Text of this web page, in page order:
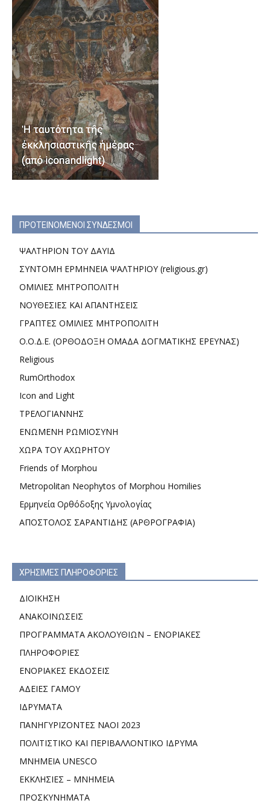
ΠΡΟΤΕΙΝΟΜΕΝΟΙ ΣΥΝΔΕΣΜΟΙ
ΨΑΛΤΗΡΙΟΝ ΤΟΥ ΔΑΥΙΔ
ΣΥΝΤΟΜΗ ΕΡΜΗΝΕΙΑ ΨΑΛΤΗΡΙΟΥ (religious.gr)
ΟΜΙΛΙΕΣ ΜΗΤΡΟΠΟΛΙΤΗ
ΝΟΥΘΕΣΙΕΣ ΚΑΙ ΑΠΑΝΤΗΣΕΙΣ
ΓΡΑΠΤΕΣ ΟΜΙΛΙΕΣ ΜΗΤΡΟΠΟΛΙΤΗ
Ο.Ο.Δ.Ε. (ΟΡΘΟΔΟΞΗ ΟΜΑΔΑ ΔΟΓΜΑΤΙΚΗΣ ΕΡΕΥΝΑΣ)
Religious
RumOrthodox
Icon and Light
ΤΡΕΛΟΓΙΑΝΝΗΣ
ΕΝΩΜΕΝΗ ΡΩΜΙΟΣΥΝΗ
ΧΩΡΑ ΤΟΥ ΑΧΩΡΗΤΟΥ
Friends of Morphou
Metropolitan Neophytos of Morphou Homilies
Ερμηνεία Ορθόδοξης Υμνολογίας
ΑΠΟΣΤΟΛΟΣ ΣΑΡΑΝΤΙΔΗΣ (ΑΡΘΡΟΓΡΑΦΙΑ)
ΧΡΗΣΙΜΕΣ ΠΛΗΡΟΦΟΡΙΕΣ
ΔΙΟΙΚΗΣΗ
ΑΝΑΚΟΙΝΩΣΕΙΣ
ΠΡΟΓΡΑΜΜΑΤΑ ΑΚΟΛΟΥΘΙΩΝ – ΕΝΟΡΙΑΚΕΣ
ΠΛΗΡΟΦΟΡΙΕΣ
ΕΝΟΡΙΑΚΕΣ ΕΚΔΟΣΕΙΣ
ΑΔΕΙΕΣ ΓΑΜΟΥ
ΙΔΡΥΜΑΤΑ
ΠΑΝΗΓΥΡΙΖΟΝΤΕΣ ΝΑΟΙ 2023
ΠΟΛΙΤΙΣΤΙΚΟ ΚΑΙ ΠΕΡΙΒΑΛΛΟΝΤΙΚΟ ΙΔΡΥΜΑ
ΜΝΗΜΕΙΑ UNESCO
ΕΚΚΛΗΣΙΕΣ – ΜΝΗΜΕΙΑ
ΠΡΟΣΚΥΝΗΜΑΤΑ